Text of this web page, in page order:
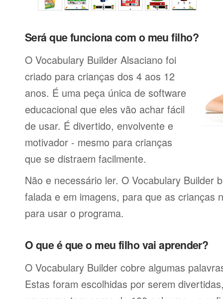
Será que funciona com o meu filho?
O Vocabulary Builder Alsaciano foi
criado para crianças dos 4 aos 12
anos. É uma peça única de software
educacional que eles vão achar fácil
de usar. É divertido, envolvente e
motivador - mesmo para crianças
que se distraem facilmente.
Não e necessário ler. O Vocabulary Builder
falada e em imagens, para que as crianças
para usar o programa.
O que é que o meu filho vai aprender?
O Vocabulary Builder cobre algumas
Estas foram escolhidas por serem